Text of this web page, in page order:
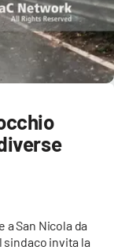
a San Nicola da
sindaco invita la